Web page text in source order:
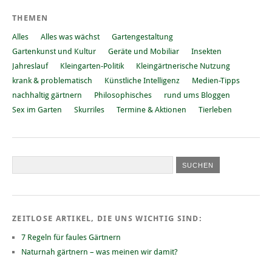
THEMEN
Alles Alles was wächst
Gartengestaltung
Gartenkunst und Kultur
Geräte und Mobiliar
Insekten
Jahreslauf
Kleingarten-Politik
Kleingärtnerische Nutzung
krank & problematisch
Künstliche Intelligenz
Medien-Tipps
nachhaltig gärtnern
Philosophisches
rund ums Bloggen
Sex im Garten
Skurriles Termine & Aktionen Tierleben
ZEITLOSE ARTIKEL, DIE UNS WICHTIG SIND:
7 Regeln für faules Gärtnern
Naturnah gärtnern – was meinen wir damit?